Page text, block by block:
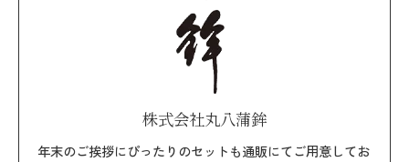
株式会社丸八蒲鉾
年末のご挨拶にぴったりのセットも通販にてご用意してお